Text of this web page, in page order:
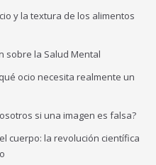
y la textura de los alimentos
sobre la Salud Mental
ocio necesita realmente un
si una imagen es falsa?
cuerpo: la revolución científica